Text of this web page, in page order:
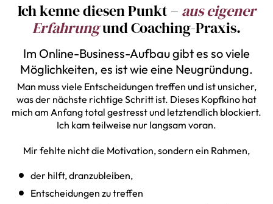
Ich kenne diesen Punkt – aus eigener
ErfahrungundCoaching-Praxis.
Im Online-Business-Aufbau gibt es so viele
Möglichkeiten, es ist wie eine Neugründung.
Man muss viele Entscheidungen treffen und ist unsicher,
was der nächste richtige Schritt ist. Dieses Kopfkino hat
mich am Anfang total gestresst und letztendlich blockiert.
Ich kam teilweise nur langsam voran.
Mir fehlte nicht die Motivation, sondern ein Rahmen,
der hilft, dranzubleiben,
Entscheidungen zu treffen